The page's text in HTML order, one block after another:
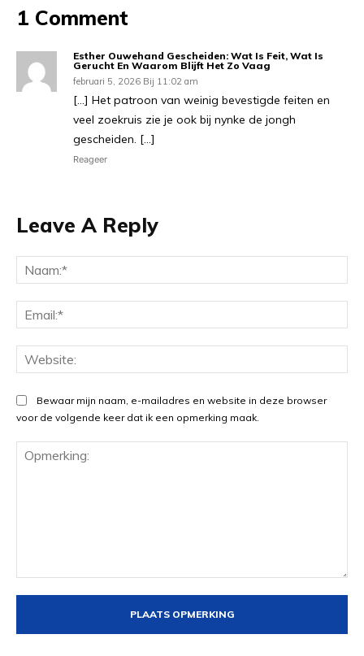
1 Comment
Esther Ouwehand Gescheiden: Wat Is Feit, Wat Is
Gerucht En Waarom Blijft Het Zo Vaag
februari 5, 2026 Bij 11:02 am
[…] Het patroon van weinig bevestigde feiten en
veel zoekruis zie je ook bij nynke de jongh
gescheiden. […]
Reageer
Leave A Reply
Bewaar mijn naam, e-mailadres en website in deze browser
voor de volgende keer dat ik een opmerking maak.